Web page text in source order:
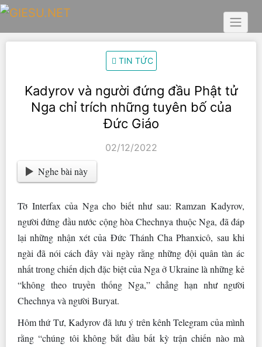
Skip
content
TIN TỨC
Kadyrov và người đứng đầu Phật tử
Nga chỉ trích những tuyên bố của
Đức Giáo
02/12/2022
Nghe bài này
Tờ Interfax của Nga cho biết như sau: Ramzan Kadyrov,
người đứng đầu nước cộng hòa Chechnya thuộc Nga, đã đáp
lại những nhận xét của Đức Thánh Cha Phanxicô, sau khi
ngài đã nói cách đây vài ngày rằng những đội quân tàn ác
nhất trong chiến dịch đặc biệt của Nga ở Ukraine là những kẻ
“không theo truyền thống Nga,” chẳng hạn như người
Chechnya và người Buryat.
Hôm thứ Tư, Kadyrov đã lưu ý trên kênh Telegram của mình
rằng “chúng tôi không bắt đầu bất kỳ trận chiến nào mà